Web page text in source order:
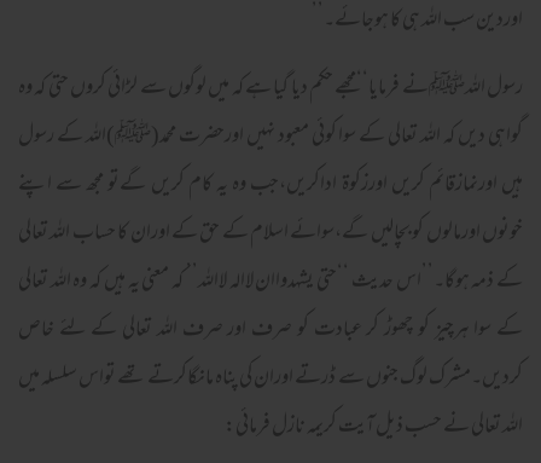
اوردین سب اللہ ہی کا ہوجائے۔’’
رسول اللہﷺنے فرمایا‘‘مجھے حکم دیا گیا ہے کہ میں لوگوں سے لڑائی کروں حتی کہ وہ
گواہی دیں کہ اللہ تعالی کے سوا کوئی معبود نہیں اورحضرت محمد(ﷺ)اللہ کے رسول
ہیں اورنمازقائم کریں اورزکوۃ اداکریں،جب وہ یہ کام کریں گےتو مجھ سے اپنے
خونوں اورمالوں کو بچالیں گے،سوائے اسلام کے حق کے اوران کا حساب اللہ تعالی
کے ذمہ ہوگا۔’’اس حدیث ‘‘حتي يشهدواان لااله لاالله’’ کہ معنی یہ ہیں کہ وہ اللہ تعالی
کے سوا ہرچیز کو چھوڑ کر عبادت کو صرف اور صرف اللہ تعالی کے لئے خاص
کردیں۔مشرک لوگ جنوں سے ڈرتے اوران کی پناہ مانگاکرتے تھے تواس سلسلہ میں
اللہ تعالی نے حسب ذیل آیت کریمہ نازل فرمائی: